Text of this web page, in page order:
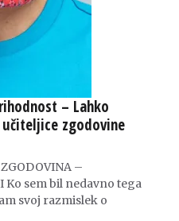
– Lahko
zgodovine
–
Ko sem bil nedavno tega
svoj razmislek o